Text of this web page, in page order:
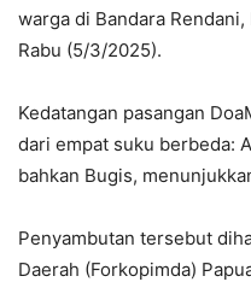
warga di Bandara
Rabu (5/3/2025).
Kedatangan pasangan
dari empat suku berbeda:
bahkan Bugis,
Penyambutan tersebut
Daerah (Forkopimda)